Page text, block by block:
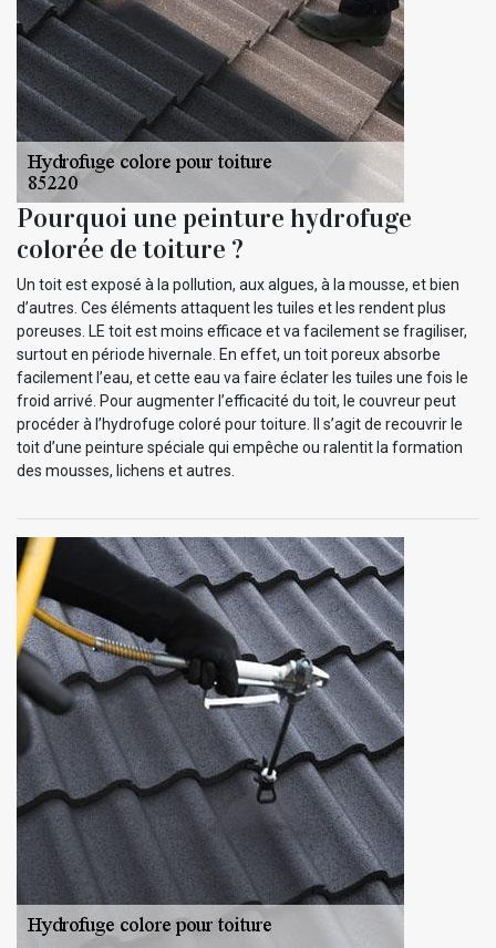
Pourquoi une peinture hydrofuge
colorée de toiture ?
Un toit est exposé à la pollution, aux algues, à la mousse, et bien
d’autres. Ces éléments attaquent les tuiles et les rendent plus
poreuses. LE toit est moins efficace et va facilement se fragiliser,
surtout en période hivernale. En effet, un toit poreux absorbe
facilement l’eau, et cette eau va faire éclater les tuiles une fois le
froid arrivé. Pour augmenter l’efficacité du toit, le couvreur peut
procéder à l’hydrofuge coloré pour toiture. Il s’agit de recouvrir le
toit d’une peinture spéciale qui empêche ou ralentit la formation
des mousses, lichens et autres.